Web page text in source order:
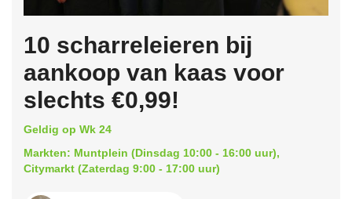
10 scharreleieren bij
aankoop van kaas voor
slechts €0,99!
Geldig op Wk 24
Markten: Muntplein (Dinsdag 10:00 - 16:00 uur),
Citymarkt (Zaterdag 9:00 - 17:00 uur)